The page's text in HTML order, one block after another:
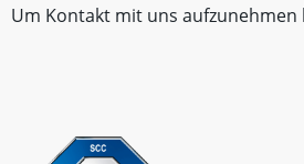
Um Kontakt mit uns aufzunehmen